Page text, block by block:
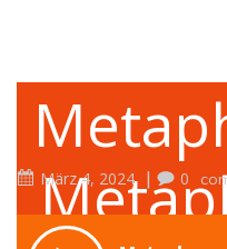
März 4, 2024 | 0